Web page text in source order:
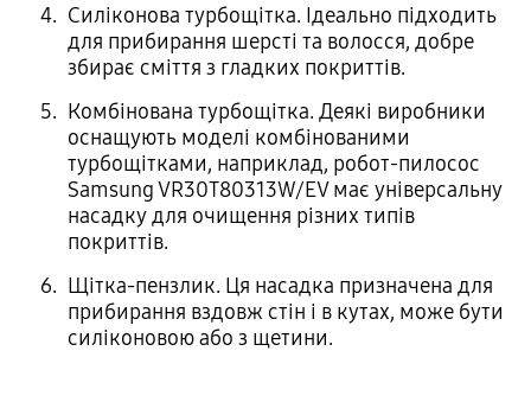
Силіконова турбощітка. Ідеально підходить
для прибирання шерсті та волосся, добре
збирає сміття з гладких покриттів.
Комбінована турбощітка. Деякі виробники
оснащують моделі комбінованими
турбощітками, наприклад, робот-пилосос
Samsung VR30T80313W/EV має універсальну
насадку для очищення різних типів
покриттів.
Щітка-пензлик. Ця насадка призначена для
прибирання вздовж стін і в кутах, може бути
силіконовою або з щетини.